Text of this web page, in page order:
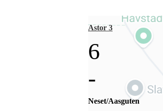
Astor 3
6
-
Neset/Aasguten